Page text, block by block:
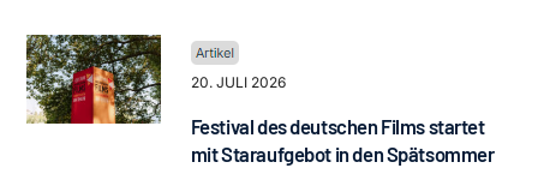
20. JULI 2026
Festival des deutschen Films startet
mit Staraufgebot in den Spätsommer